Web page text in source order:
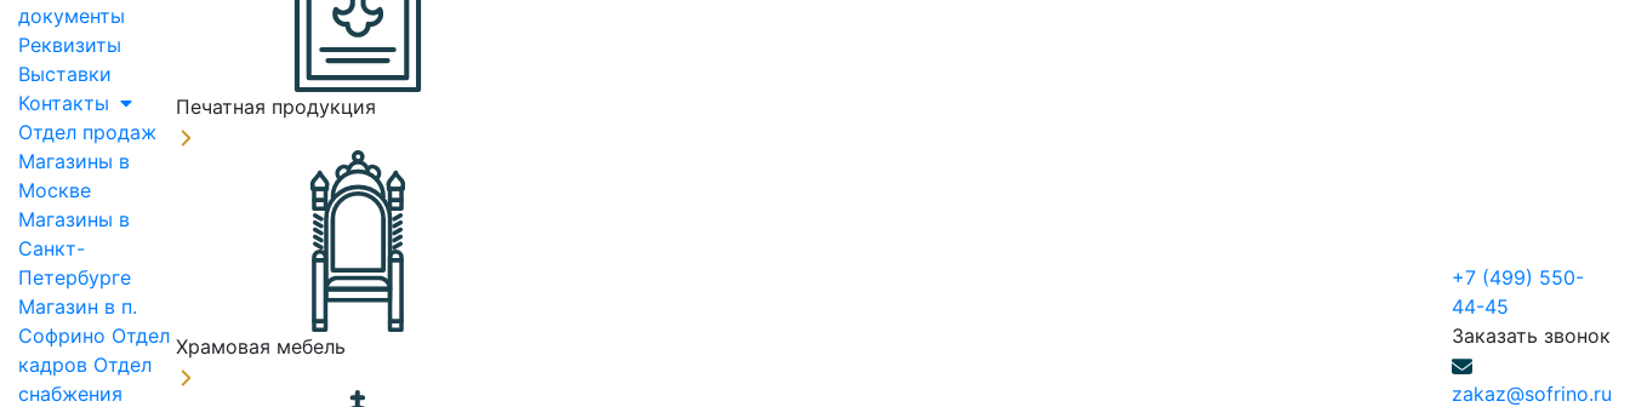
документы
Реквизиты
Выставки
Контакты
Отдел продаж
Магазины в
Москве
Магазины в
Санкт-
Петербурге
Магазин в п.
Софрино Отдел
кадров Отдел
снабжения
Печатная продукция
Храмовая мебель
+7 (499) 550-
44-45
Заказать звонок
zakaz@sofrino.ru